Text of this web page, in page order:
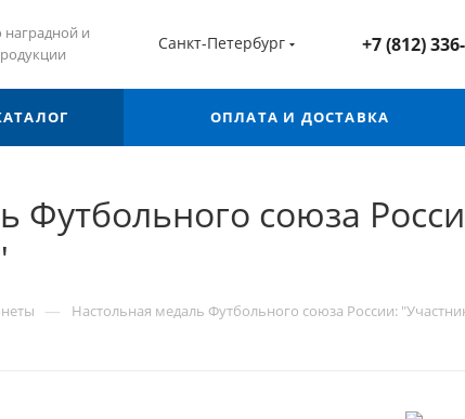
наградной и
Санкт-Петербург +7 (812)
ОПЛАТА И ДОСТАВКА
Футбольного союза
— Настольная медаль Футбольного союза России: